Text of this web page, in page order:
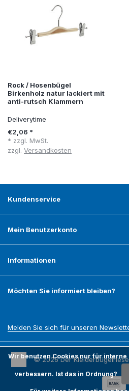
Rock / Hosenbügel
Birkenholz natur lackiert mit
anti-rutsch Klammern
Deliverytime
€2,06 *
* zzgl. MwSt.
zzgl. Versandkosten
Kundenservice
Mein Benutzerkonto
Informationen
Möchten Sie informiert bleiben?
Melden Sie sich für unseren
© 2026 Der
Wir benutzen Cookies nur für interne
verbessern. Ist das in Ordnung?